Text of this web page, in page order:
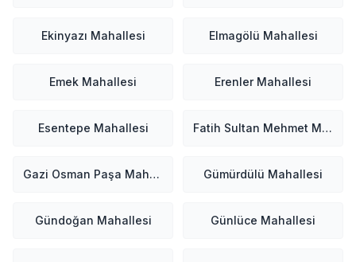
Ekinyazı Mahallesi Elmagölü Mahallesi
Emek Mahallesi Erenler Mahallesi
Esentepe Mahallesi Fatih Sultan Mehmet Mahallesi
Gazi Osman Paşa Mahallesi Gümürdülü Mahallesi
Gündoğan Mahallesi Günlüce Mahallesi